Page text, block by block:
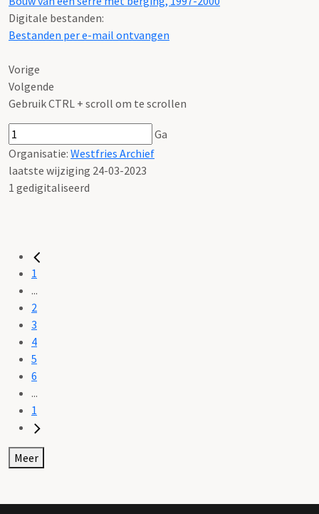
Digitale bestanden:
Bestanden per e-mail ontvangen
Vorige
Volgende
Gebruik CTRL + scroll om te scrollen
Ga
Organisatie: Westfries Archief
laatste wijziging 24-03-2023
1 gedigitaliseerd
1
...
2
3
4
5
6
...
1
Meer